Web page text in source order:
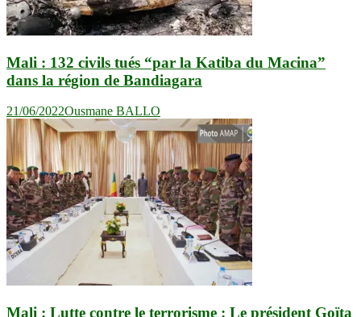
Mali : 132 civils tués “par la Katiba du Macina”
dans la région de Bandiagara
21/06/2022Ousmane BALLO
Mali : Lutte contre le terrorisme : Le président Goïta